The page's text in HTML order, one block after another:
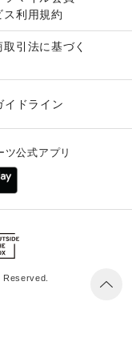
ス利用規約
取引法に基づく
イドライン
ツ公式アプリ